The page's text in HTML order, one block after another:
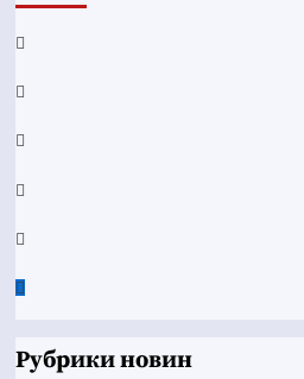
Facebook
YouTube
Telegram
Instagram
Twitter
Google
Рубрики новин